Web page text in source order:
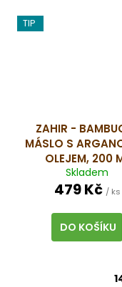
TIP
ZAHIR -
MÁSLO S
OLEJEM, 200
Skladem
479 Kč / ks
DO KOŠÍKU